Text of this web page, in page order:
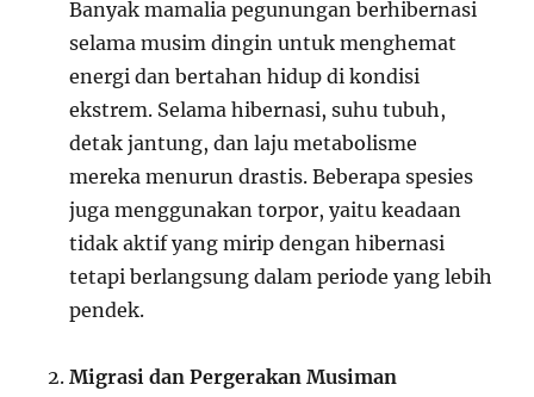
Banyak mamalia pegunungan berhibernasi
selama musim dingin untuk menghemat
energi dan bertahan hidup di kondisi
ekstrem. Selama hibernasi, suhu tubuh,
detak jantung, dan laju metabolisme
mereka menurun drastis. Beberapa spesies
juga menggunakan torpor, yaitu keadaan
tidak aktif yang mirip dengan hibernasi
tetapi berlangsung dalam periode yang lebih
pendek.
Migrasi dan Pergerakan Musiman